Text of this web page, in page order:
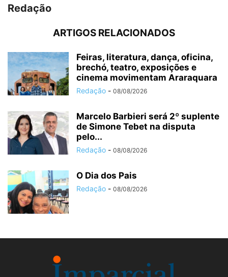
Redação
ARTIGOS RELACIONADOS
Feiras, literatura, dança, oficina,
brechó, teatro, exposições e
cinema movimentam Araraquara
Redação - 08/08/2026
Marcelo Barbieri será 2º suplente
de Simone Tebet na disputa
pelo...
Redação - 08/08/2026
O Dia dos Pais
Redação - 08/08/2026